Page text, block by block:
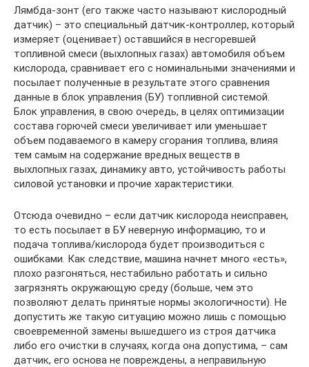
Лямбда-зонт (его также часто называют кислородный
датчик) – это специальный датчик-контроллер, который
измеряет (оценивает) оставшийся в несгоревшей
топливной смеси (выхлопных газах) автомобиля объем
кислорода, сравнивает его с номинальными значениями и
посылает полученные в результате этого сравнения
данные в блок управления (БУ) топливной системой.
Блок управления, в свою очередь, в целях оптимизации
состава горючей смеси увеличивает или уменьшает
объем подаваемого в камеру сгорания топлива, влияя
тем самым на содержание вредных веществ в
выхлопных газах, динамику авто, устойчивость работы
силовой установки и прочие характеристики.
Отсюда очевидно – если датчик кислорода неисправен,
то есть посылает в БУ неверную информацию, то и
подача топлива/кислорода будет производиться с
ошибками. Как следствие, машина начнет много «есть»,
плохо разгоняться, нестабильно работать и сильно
загрязнять окружающую среду (больше, чем это
позволяют делать принятые нормы экологичности). Не
допустить же такую ситуацию можно лишь с помощью
своевременной замены вышедшего из строя датчика
либо его очистки в случаях, когда она допустима, – сам
датчик, его основа не повреждены, а неправильную